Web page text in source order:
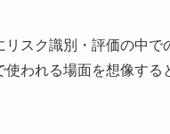
スク識別・評価の中
われる場面を想像する